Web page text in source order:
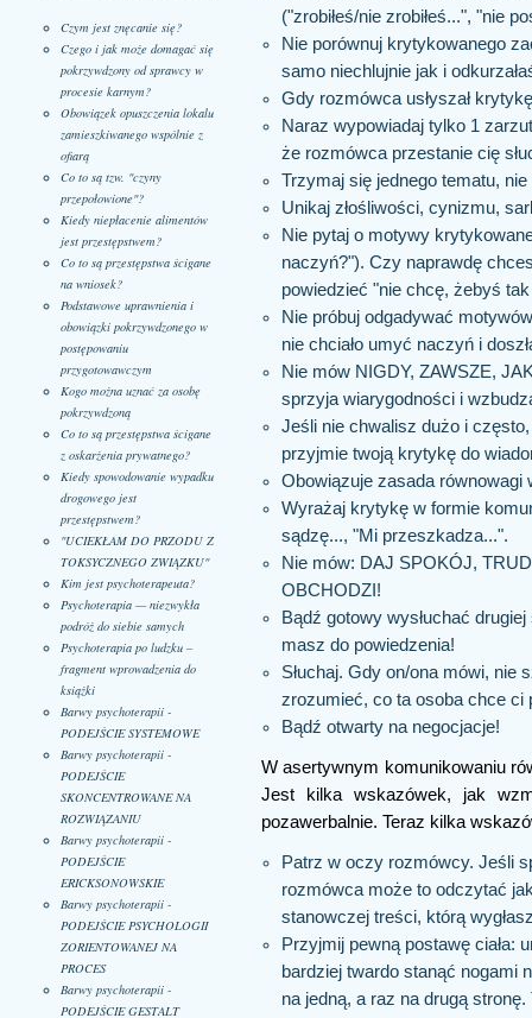
Czym jest znęcanie się?
Czego i jak może domagać się
pokrzywdzony od sprawcy w
procesie karnym?
Obowiązek opuszczenia lokalu
zamieszkiwanego wspólnie z
ofiarą
Co to są tzw. "czyny
przepołowione"?
Kiedy niepłacenie alimentów
jest przestępstwem?
Co to są przestępstwa ścigane
na wniosek?
Podstawowe uprawnienia i
obowiązki pokrzywdzonego w
postępowaniu
przygotowawczym
Kogo można uznać za osobę
pokrzywdzoną
Co to są przestępstwa ścigane
z oskarżenia prywatnego?
Kiedy spowodowanie wypadku
drogowego jest
przestępstwem?
"UCIEKŁAM DO PRZODU Z
TOKSYCZNEGO ZWIĄZKU"
Kim jest psychoterapeuta?
Psychoterapia — niezwykła
podróż do siebie samych
Psychoterapia po ludzku –
fragment wprowadzenia do
książki
Barwy psychoterapii -
PODEJŚCIE SYSTEMOWE
Barwy psychoterapii -
PODEJŚCIE
SKONCENTROWANE NA
ROZWIĄZANIU
Barwy psychoterapii -
PODEJŚCIE
ERICKSONOWSKIE
Barwy psychoterapii -
PODEJŚCIE PSYCHOLOGII
ZORIENTOWANEJ NA
PROCES
Barwy psychoterapii -
PODEJŚCIE GESTALT
("zrobiłeś/nie zrobiłeś...", "nie
Nie porównuj krytykowanego
samo niechlujnie jak i
Gdy rozmówca usłyszał
Naraz wypowiadaj tylko 1
że rozmówca przestanie cię
Trzymaj się jednego tematu,
Unikaj złośliwości, cynizmu,
Nie pytaj o motywy
naczyń?"). Czy naprawdę
powiedzieć "nie chcę, żebyś tak
Nie próbuj odgadywać
nie chciało umyć naczyń i
Nie mów NIGDY, ZAWSZE,
sprzyja wiarygodności i
Jeśli nie chwalisz dużo i
przyjmie twoją krytykę do
Obowiązuje zasada
Wyrażaj krytykę w formie
sądzę..., "Mi przeszkadza...".
Nie mów: DAJ SPOKÓJ,
OBCHODZI!
Bądź gotowy wysłuchać
masz do powiedzenia!
Słuchaj. Gdy on/ona mówi, nie
zrozumieć, co ta osoba chce ci
Bądź otwarty na negocjacje!
W asertywnym komunikowaniu
Jest kilka wskazówek, jak
pozawerbalnie. Teraz kilka
Patrz w oczy rozmówcy. Jeśli
rozmówca może to odczytać
stanowczej treści, którą
Przyjmij pewną postawę ciała:
bardziej twardo stanąć nogami
na jedną, a raz na drugą